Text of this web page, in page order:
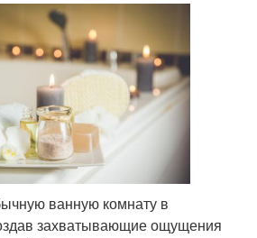
ванную комнату в
захватывающие ощущения